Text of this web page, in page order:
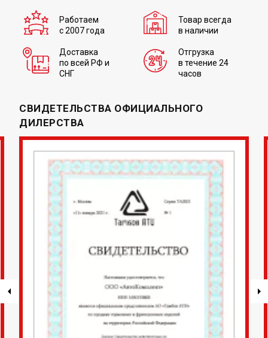
Работаем
с 2007 года
Товар всегда
в наличии
Доставка
по всей РФ и
СНГ
Отгрузка
в течение 24
часов
СВИДЕТЕЛЬСТВА ОФИЦИАЛЬНОГО
ДИЛЕРСТВА